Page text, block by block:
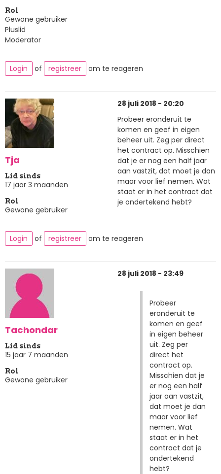
Rol
Gewone gebruiker
Pluslid
Moderator
Login of registreer om te reageren
Tja
Lid sinds
17 jaar 3 maanden
Rol
Gewone gebruiker
28 juli 2018 - 20:20
Probeer eronderuit te
komen en geef in eigen
beheer uit. Zeg per direct
het contract op. Misschien
dat je er nog een half jaar
aan vastzit, dat moet je dan
maar voor lief nemen. Wat
staat er in het contract dat
je ondertekend hebt?
Login of registreer om te reageren
Tachondar
Lid sinds
15 jaar 7 maanden
Rol
Gewone gebruiker
28 juli 2018 - 23:49
Probeer
eronderuit te
komen en geef
in eigen beheer
uit. Zeg per
direct het
contract op.
Misschien dat je
er nog een half
jaar aan vastzit,
dat moet je dan
maar voor lief
nemen. Wat
staat er in het
contract dat je
ondertekend
hebt?